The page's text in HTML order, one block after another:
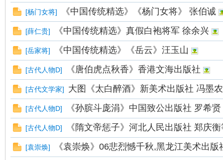
[杨门女将] 《中国传统精选》《杨门女将》 张伯诚
[薛仁贵] 《中国传统精选》真假白袍将军 徐余兴
[岳家将] 《中国传统精选》《岳云》汪玉山
[古代人物D] 《唐伯虎点秋香》香港文海出版社
[古代文学家] 大图《太白醉酒》新美术出版社 冯墨
[古代人物D] 《孙膑斗庞涓》中国致公出版社 罗希贤
[古代人物D] 《隋文帝惩子》河北人民出版社 郑庆衡
[袁崇焕] 《袁崇焕》06悲烈憾千秋,黑龙江美术出版